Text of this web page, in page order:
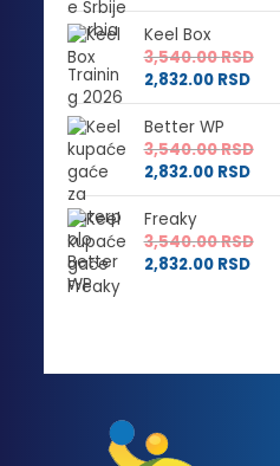
Keel Box
3,540.00RSD
2,832.00 RSD
Better WP
3,540.00RSD
2,832.00 RSD
Freaky
3,540.00RSD
2,832.00 RSD